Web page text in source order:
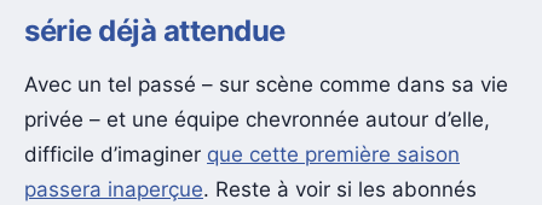
série déjà attendue
Avec un tel passé – sur scène comme dans sa vie
privée – et une équipe chevronnée autour d’elle,
difficile d’imaginer que cette première saison
passera inaperçue. Reste à voir si les abonnés